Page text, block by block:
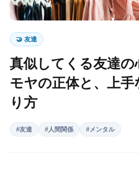
🤝 友達
真似してくる友達の
モヤの正体と、上手
り方
#友達 # 人間関係 # メンタル